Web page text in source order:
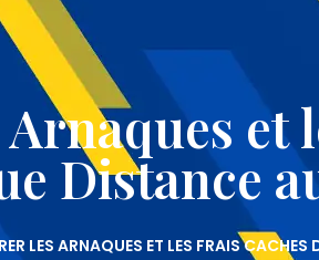
et
Distance
LES ARNAQUES ET LES FRAIS